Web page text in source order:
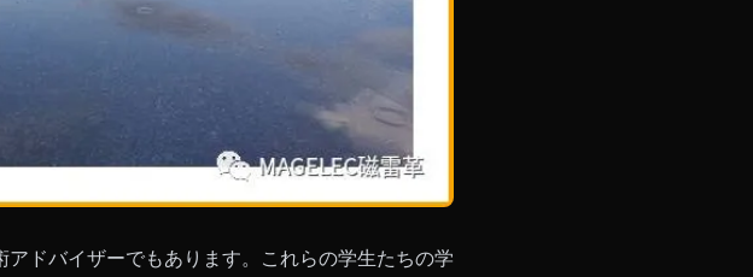
ドバイザーでもあります。これらの学生たちの学